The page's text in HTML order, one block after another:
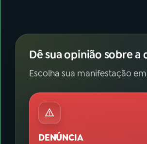
Dê sua opinião sobre
Escolha sua manifestação
DENÚNCIA